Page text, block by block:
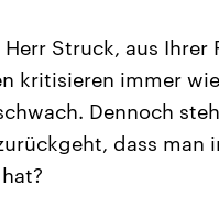
Herr Struck, aus
kritisieren immer
Dennoch
dass